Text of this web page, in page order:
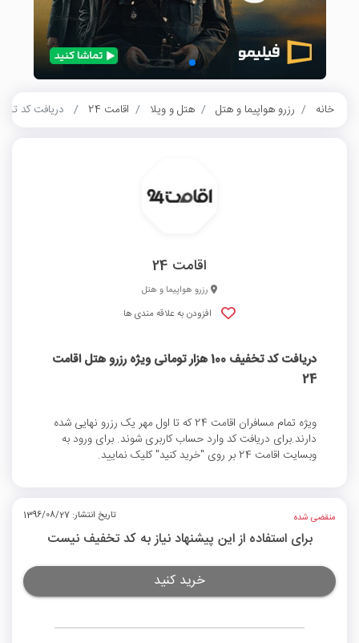
خانه رزرو هواپیما و هتل هتل و ویلا اقامت 24 دریافت کد تخفیف 100 هزار تومانی ویژه
اقامت 24
رزرو هواپیما و هتل
افزودن به علاقه مندی ها
دریافت کد تخفیف 100 هزار تومانی ویژه رزرو هتل اقامت
24
ویژه تمام مسافران اقامت 24 که تا اول مهر یک رزرو نهایی شده
دارند.برای دریافت کد وارد حساب کاربری شوند. برای ورود به
وبسایت اقامت 24 بر روی "خرید کنید" کلیک نمایید.
منقضی شده تاریخ انتشار: 1396/08/27
برای استفاده از این پیشنهاد نیاز به کد تخفیف نیست
خرید کنید